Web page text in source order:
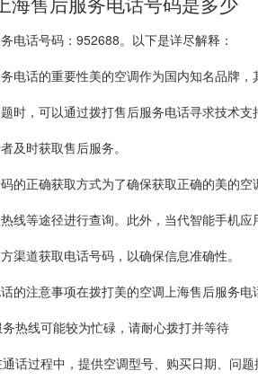
电话号码：952688。以下是详尽解释：
电话的重要性美的空调作为国内知名品牌
时，可以通过拨打售后服务电话寻求技术
及时获取售后服务。
的正确获取方式为了确保获取正确的美的
线等途径进行查询。此外，当代智能手机
渠道获取电话号码，以确保信息准确性。
的注意事项在拨打美的空调上海售后服务
热线可能较为忙碌，请耐心拨打并等待
话过程中，提供空调型号、购买日期、问